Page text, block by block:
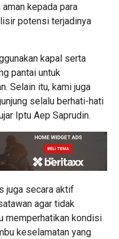
kepada para
potensi terjadinya
kapal serta
pantai untuk
Selain itu, kami juga
selalu berhati-hati
Iptu Aep Saprudin.
juga secara aktif
agar tidak
memperhatikan kondisi
keselamatan yang